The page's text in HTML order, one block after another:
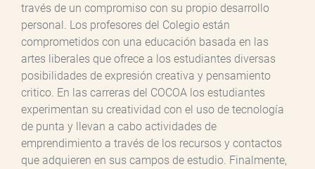
través de un compromiso con su propio desarrollo
personal. Los profesores del Colegio están
comprometidos con una educación basada en las
artes liberales que ofrece a los estudiantes diversas
posibilidades de expresión creativa y pensamiento
critico. En las carreras del COCOA los estudiantes
experimentan su creatividad con el uso de tecnología
de punta y llevan a cabo actividades de
emprendimiento a través de los recursos y contactos
que adquieren en sus campos de estudio. Finalmente,